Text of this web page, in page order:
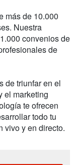
más de 10.000
Nuestra
convenios de
de
de triunfar en el
el marketing
te ofrecen
todo tu
vivo y en directo.